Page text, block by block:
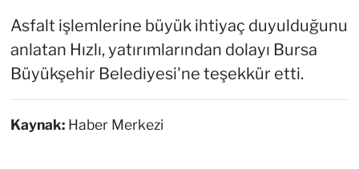
Asfalt işlemlerine büyük ihtiyaç duyulduğunu
anlatan Hızlı, yatırımlarından dolayı Bursa
Büyükşehir Belediyesi'ne teşekkür etti.
Kaynak: Haber Merkezi